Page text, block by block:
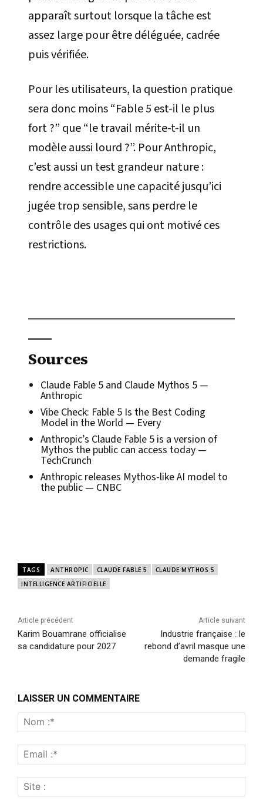
apparaît surtout lorsque la tâche est
assez large pour être déléguée, cadrée
puis vérifiée.
Pour les utilisateurs, la question pratique
sera donc moins “Fable 5 est-il le plus
fort ?” que “le travail mérite-t-il un
modèle aussi lourd ?”. Pour Anthropic,
c’est aussi un test grandeur nature :
rendre accessible une capacité jusqu’ici
jugée trop sensible, sans perdre le
contrôle des usages qui ont motivé ces
restrictions.
Sources
Claude Fable 5 and Claude Mythos 5 —
Anthropic
Vibe Check: Fable 5 Is the Best Coding
Model in the World — Every
Anthropic’s Claude Fable 5 is a version of
Mythos the public can access today —
TechCrunch
Anthropic releases Mythos-like AI model to
the public — CNBC
TAGS ANTHROPIC CLAUDE FABLE 5
CLAUDE MYTHOS 5
INTELLIGENCE ARTIFICIELLE
Article précédent
Karim Bouamrane officialise
sa candidature pour 2027
Article suivant
Industrie française : le
rebond d’avril masque une
demande fragile
LAISSER UN COMMENTAIRE
:*
:*
: